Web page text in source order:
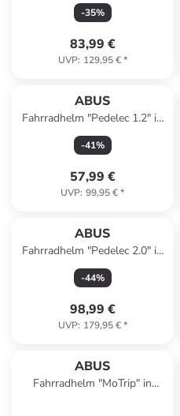
-35%
83,99 €
UVP: 129,95 €*
ABUS
Fahrradhelm "Pedelec 1.2" in
Schwarz
-41%
57,99 €
UVP: 99,95 €*
ABUS
Fahrradhelm "Pedelec 2.0" in
Silber
-44%
98,99 €
UVP: 179,95 €*
ABUS
Fahrradhelm "MoTrip" in